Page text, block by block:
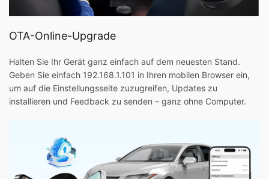
OTA-Online-Upgrade
Halten Sie Ihr Gerät ganz einfach auf dem neuesten Stand.
Geben Sie einfach 192.168.1.101 in Ihren mobilen Browser ein,
um auf die Einstellungsseite zuzugreifen, Updates zu
installieren und Feedback zu senden – ganz ohne Computer.